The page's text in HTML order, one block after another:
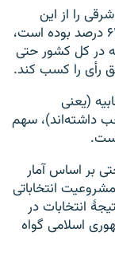
را از این
فهرست جدا کنیم که سهم منتخب اول آن ۶۴ درصد بوده است،
در کل کشور حتی
رأی را کسب کند.
۱۹۱ حوزۀ انتخابیه (یعنی
داشته‌اند)، سهم
بر اساس آمار
انتخاباتی
انتخابات در
اسلامی گواه